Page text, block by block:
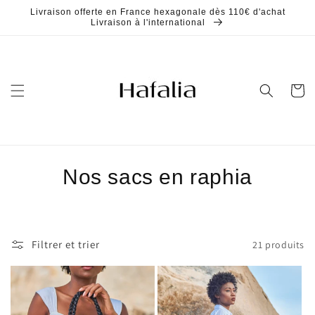
passer
Livraison offerte en France hexagonale dès 110€ d'achat
Livraison à l'international
Panier
C
e
Nos sacs en raphia
Filtrer et trier 21 produits